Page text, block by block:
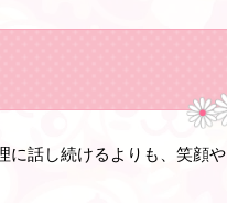
に話し続けるよりも、笑顔や